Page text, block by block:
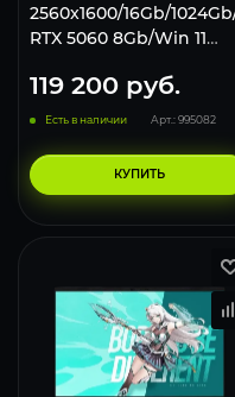
2560x1600/16Gb/
RTX 5060 8Gb/Win 11
119 200 руб.
Есть в наличии Арт.: 995082
КУПИТЬ